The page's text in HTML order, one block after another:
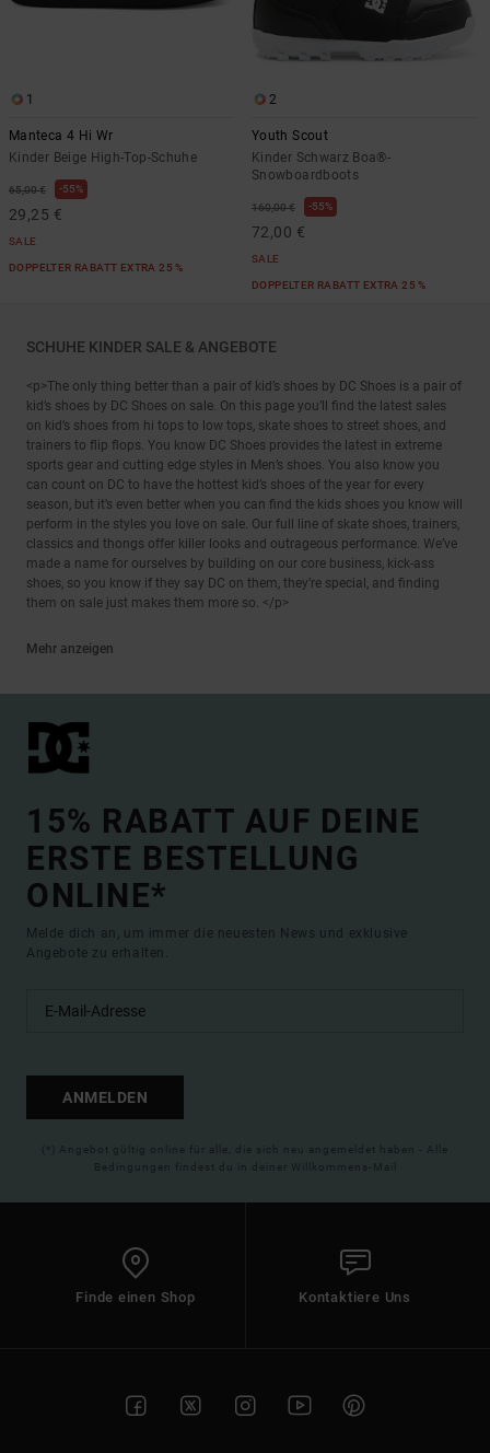
1
Manteca 4 Hi Wr
Kinder Beige High-Top-Schuhe
65,00 € 55%
29,25 €
SALE
DOPPELTER RABATT EXTRA 25 %
2
Youth Scout
Kinder Schwarz Boa®-
Snowboardboots
160,00 € 55%
72,00 €
SALE
DOPPELTER RABATT EXTRA 25 %
SCHUHE KINDER SALE & ANGEBOTE
<p>The only thing better than a pair of kid’s shoes by DC Shoes is a pair of
kid’s shoes by DC Shoes on sale. On this page you’ll find the latest sales
on kid’s shoes from hi tops to low tops, skate shoes to street shoes, and
trainers to flip flops. You know DC Shoes provides the latest in extreme
sports gear and cutting edge styles in Men’s shoes. You also know you
can count on DC to have the hottest kid’s shoes of the year for every
season, but it’s even better when you can find the kids shoes you know will
perform in the styles you love on sale. Our full line of skate shoes, trainers,
classics and thongs offer killer looks and outrageous performance. We’ve
made a name for ourselves by building on our core business, kick-ass
shoes, so you know if they say DC on them, they’re special, and finding
them on sale just makes them more so. </p>
Mehr anzeigen
15% RABATT AUF DEINE
ERSTE BESTELLUNG
ONLINE*
Melde dich an, um immer die neuesten News und exklusive
Angebote zu erhalten.
ANMELDEN
(*) Angebot gültig online für alle, die sich neu angemeldet haben - Alle
Bedingungen findest du in deiner Willkommens-Mail
Finde einen Shop Kontaktiere Uns